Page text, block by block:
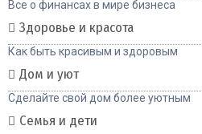
Все о финансах в мире бизнеса
Здоровье и красота
Как быть красивым и здоровым
Дом и уют
Сделайте свой дом более уютным
Семья и дети